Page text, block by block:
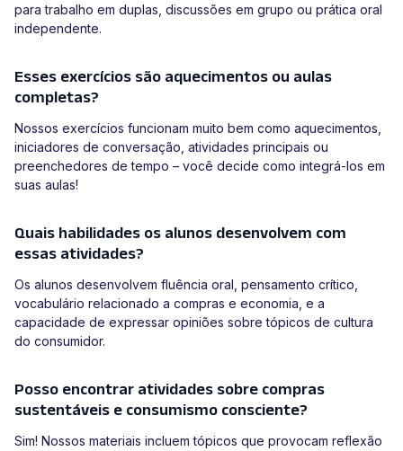
para trabalho em duplas, discussões em grupo ou prática oral
independente.
Esses exercícios são aquecimentos ou aulas
completas?
Nossos exercícios funcionam muito bem como aquecimentos,
iniciadores de conversação, atividades principais ou
preenchedores de tempo – você decide como integrá-los em
suas aulas!
Quais habilidades os alunos desenvolvem com
essas atividades?
Os alunos desenvolvem fluência oral, pensamento crítico,
vocabulário relacionado a compras e economia, e a
capacidade de expressar opiniões sobre tópicos de cultura
do consumidor.
Posso encontrar atividades sobre compras
sustentáveis e consumismo consciente?
Sim! Nossos materiais incluem tópicos que provocam reflexão